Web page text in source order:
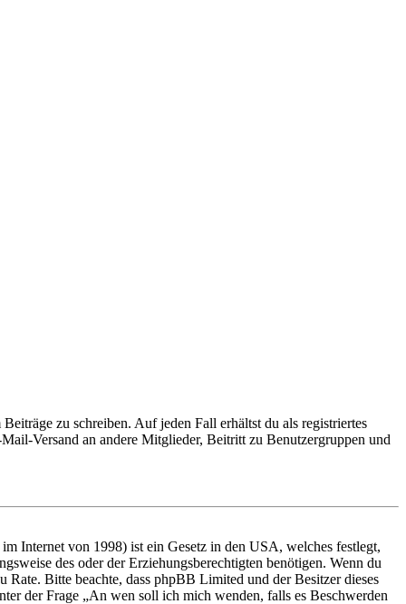
zu schreiben. Auf jeden Fall erhältst du als registriertes
Versand an andere Mitglieder, Beitritt zu Benutzergruppen und
Internet von 1998) ist ein Gesetz in den USA, welches festlegt,
des oder der Erziehungsberechtigten benötigen. Wenn du
Bitte beachte, dass phpBB Limited und der Besitzer dieses
der Frage „An wen soll ich mich wenden, falls es Beschwerden